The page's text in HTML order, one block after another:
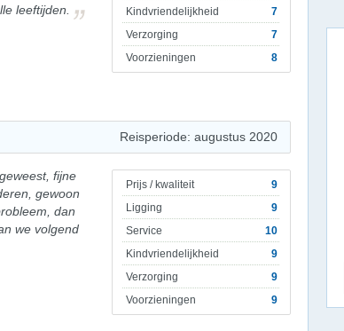
Kindvriendelijkheid
7
Verzorging
7
Voorzieningen
8
leeftijden.
Reisperiode: augustus 2020
Prijs / kwaliteit
9
Ligging
9
Service
10
Kindvriendelijkheid
9
Verzorging
9
Voorzieningen
9
fijne
gewoon
dan
we volgend